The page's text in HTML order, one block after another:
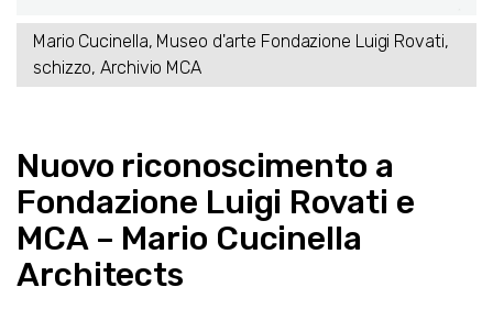
Mario Cucinella, Museo d'arte Fondazione Luigi Rovati,
schizzo, Archivio MCA
Nuovo riconoscimento a
Fondazione Luigi Rovati e
MCA – Mario Cucinella
Architects